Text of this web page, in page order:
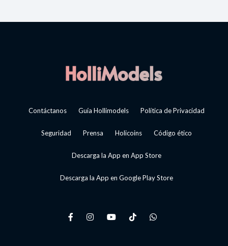
Contáctanos Guía Hollimodels Política de Privacidad
Seguridad Prensa Holicoins Código ético
Descarga la App en App Store
Descarga la App en Google Play Store